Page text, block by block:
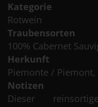
Kategorie
Rotwein
Traubensorten
100% Cabernet
Herkunft
Piemonte / Piemont,
Notizen
Dieser